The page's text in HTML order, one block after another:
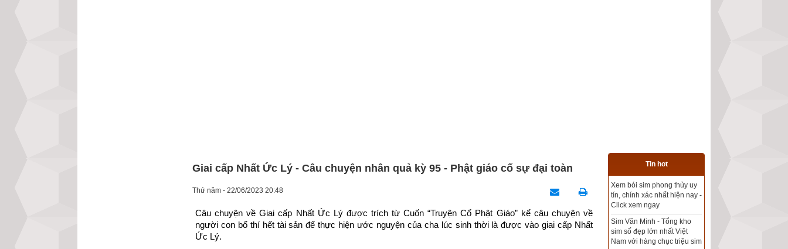
Giai cấp Nhất Ức Lý - Câu chuyện nhân quả kỳ 95 - Phật giáo cố sự đại toàn
Thứ năm - 22/06/2023 20:48
Câu chuyện về Giai cấp Nhất Ức Lý được trích từ Cuốn “Truyện Cổ Phật Giáo” kể câu chuyện về
người con bố thí hết tài sản để thực hiện ước nguyện của cha lúc sinh thời là được vào giai cấp Nhất
Ức Lý.
Tin hot
Tổng kho sim phong thủy -
Sim hợp tuổi - Sim hợp
Xem bói sim phong thủy
theo khoa học tử vi, tứ trụ